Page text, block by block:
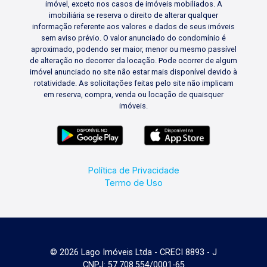
imóvel, exceto nos casos de imóveis mobiliados. A
imobiliária se reserva o direito de alterar qualquer
informação referente aos valores e dados de seus imóveis
sem aviso prévio. O valor anunciado do condomínio é
aproximado, podendo ser maior, menor ou mesmo passível
de alteração no decorrer da locação. Pode ocorrer de algum
imóvel anunciado no site não estar mais disponível devido à
rotatividade. As solicitações feitas pelo site não implicam
em reserva, compra, venda ou locação de quaisquer
imóveis.
Política de Privacidade
Termo de Uso
© 2026 Lago Imóveis Ltda - CRECI 8893 - J
CNPJ: 57.708.554/0001-65